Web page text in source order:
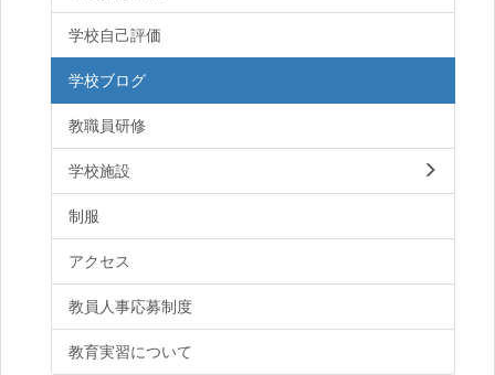
学校自己評価
学校ブログ
教職員研修
学校施設
制服
アクセス
教員人事応募制度
教育実習について